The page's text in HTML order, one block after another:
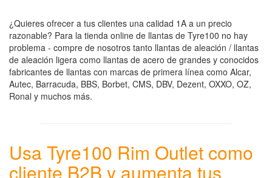
¿Quieres ofrecer a tus clientes una calidad 1A a un precio
razonable? Para la tienda online de llantas de Tyre100 no hay
problema - compre de nosotros tanto llantas de aleación / llantas
de aleación ligera como llantas de acero de grandes y conocidos
fabricantes de llantas con marcas de primera línea como Alcar,
Autec, Barracuda, BBS, Borbet, CMS, DBV, Dezent, OXXO, OZ,
Ronal y muchos más.
Usa Tyre100 Rim Outlet como
cliente B2B y aumenta tus